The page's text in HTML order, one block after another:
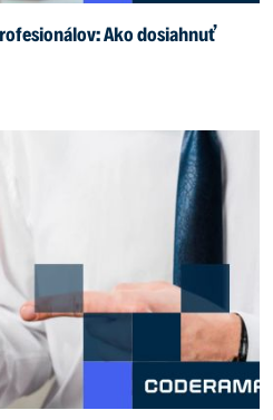
Ako dosiahnuť